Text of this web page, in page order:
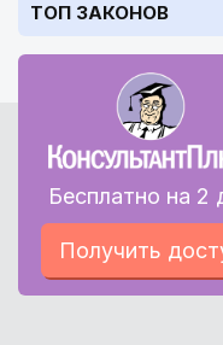
ТОП ЗАКОНОВ
Бесплатно на 2
Получить